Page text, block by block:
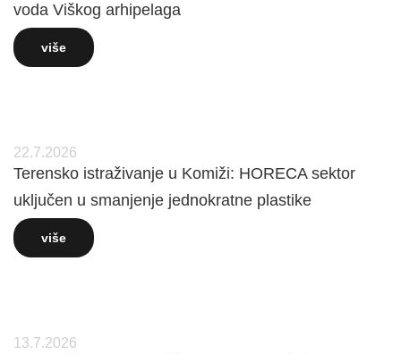
voda Viškog arhipelaga
više
22.7.2026
Terensko istraživanje u Komiži: HORECA sektor
uključen u smanjenje jednokratne plastike
više
13.7.2026